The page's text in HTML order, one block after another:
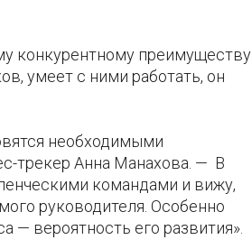
конкурентному преимуществу.
умеет с ними работать, он
необходимыми
трекер Анна Манахова. — В
командами и вижу,
руководителя. Особенно
— вероятность его развития».